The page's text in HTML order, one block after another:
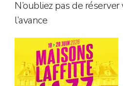
N’oubliez pas de réserver
l’avance